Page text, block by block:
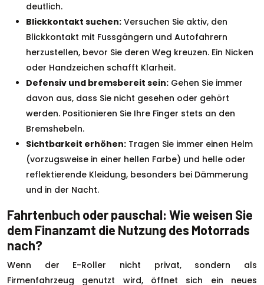
deutlich.
Blickkontakt suchen: Versuchen Sie aktiv, den
Blickkontakt mit Fussgängern und Autofahrern
herzustellen, bevor Sie deren Weg kreuzen. Ein Nicken
oder Handzeichen schafft Klarheit.
Defensiv und bremsbereit sein: Gehen Sie immer
davon aus, dass Sie nicht gesehen oder gehört
werden. Positionieren Sie Ihre Finger stets an den
Bremshebeln.
Sichtbarkeit erhöhen: Tragen Sie immer einen Helm
(vorzugsweise in einer hellen Farbe) und helle oder
reflektierende Kleidung, besonders bei Dämmerung
und in der Nacht.
Fahrtenbuch oder pauschal: Wie weisen Sie
dem Finanzamt die Nutzung des Motorrads
nach?
Wenn der E-Roller nicht privat, sondern als
Firmenfahrzeug genutzt wird, öffnet sich ein neues